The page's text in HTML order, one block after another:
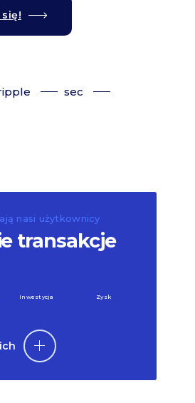
sec
nasi użytkownicy
transakcje
Inwestycja Zysk